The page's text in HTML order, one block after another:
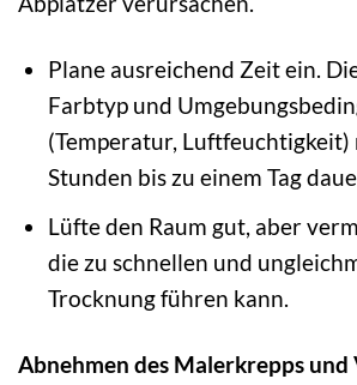
Plane ausreichend Zeit ein.
Farbtyp und
(Temperatur, Luftfeuchtigkeit)
Stunden bis zu einem Tag
Lüfte den Raum gut, aber
die zu schnellen und
Trocknung führen kann.
Abnehmen des Malerkrepps